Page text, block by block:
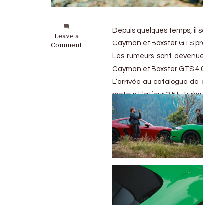
Leave a
Comment
on
Porsche
Depuis quelques temps, il
Cayman et Boxster GTS
Les rumeurs sont
Cayman et Boxster GTS
L’arrivée au catalogue
moteur Flatfour 2.5 L